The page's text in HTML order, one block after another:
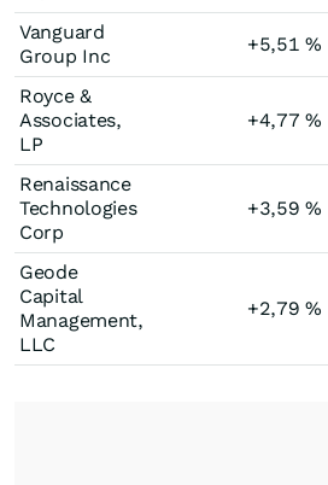
Vanguard
Group Inc
+5,51%
Royce &
Associates,
LP
+4,77%
Renaissance
Technologies
Corp
+3,59%
Geode
Capital
Management,
LLC
+2,79%